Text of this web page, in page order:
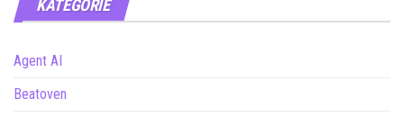
KATEGORIE
Agent AI
Beatoven